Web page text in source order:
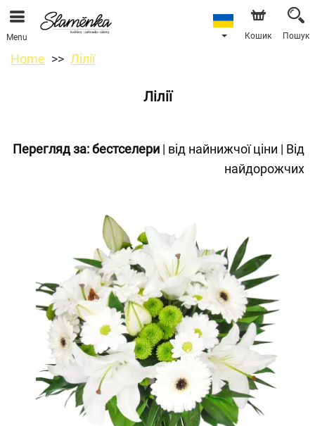
Menu Кошик Пошук
Home Лілії
Лілії
Перегляд за:бестселери | від найнижчої ціни | Від
найдорожчих